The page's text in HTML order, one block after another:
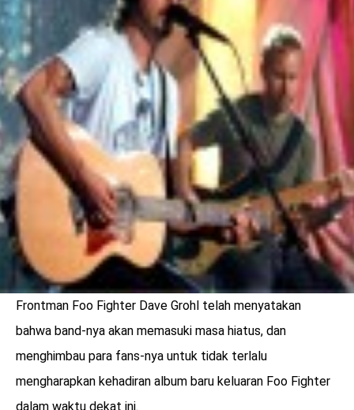
benefit
menarik
Frontman Foo Fighter Dave Grohl telah menyatakan
bahwa band-nya akan memasuki masa hiatus, dan
menghimbau para fans-nya untuk tidak terlalu
mengharapkan kehadiran album baru keluaran Foo Fighter
dalam waktu dekat ini.